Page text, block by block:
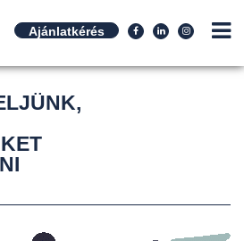
Ajánlatkérés